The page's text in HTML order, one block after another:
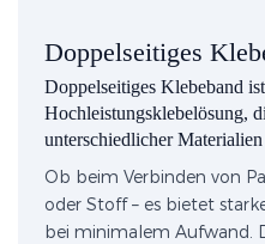
Doppelseitiges
Doppelseitiges Klebeband
Hochleistungsklebelösung,
unterschiedlicher
Ob beim Verbinden von
oder Stoff – es bietet
bei minimalem Aufwand.